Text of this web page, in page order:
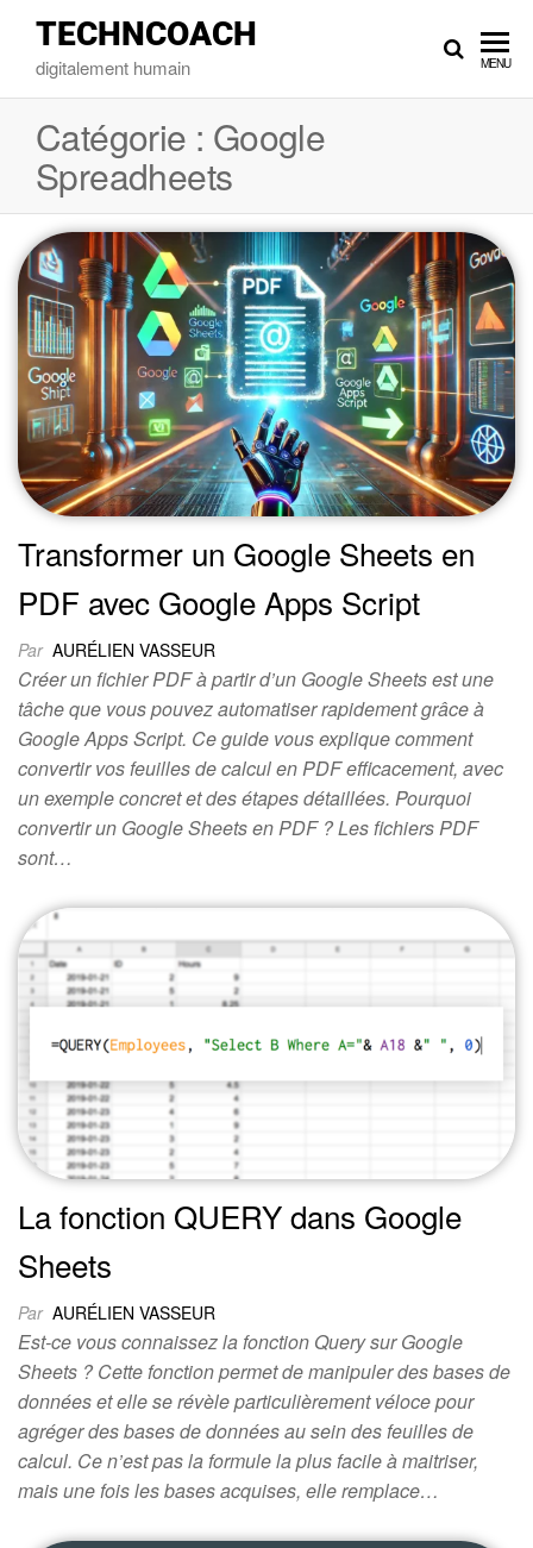
TECHNCOACH
digitalement humain MENU
Catégorie : Google
Spreadheets
Transformer un Google Sheets en
PDF avec Google Apps Script
Par AURÉLIEN VASSEUR
Créer un fichier PDF à partir d’un Google Sheets est une
tâche que vous pouvez automatiser rapidement grâce à
Google Apps Script. Ce guide vous explique comment
convertir vos feuilles de calcul en PDF efficacement, avec
un exemple concret et des étapes détaillées. Pourquoi
convertir un Google Sheets en PDF ? Les fichiers PDF
sont…
La fonction QUERY dans Google
Sheets
Par AURÉLIEN VASSEUR
Est-ce vous connaissez la fonction Query sur Google
Sheets ? Cette fonction permet de manipuler des bases de
données et elle se révèle particulièrement véloce pour
agréger des bases de données au sein des feuilles de
calcul. Ce n’est pas la formule la plus facile à maitriser,
mais une fois les bases acquises, elle remplace…